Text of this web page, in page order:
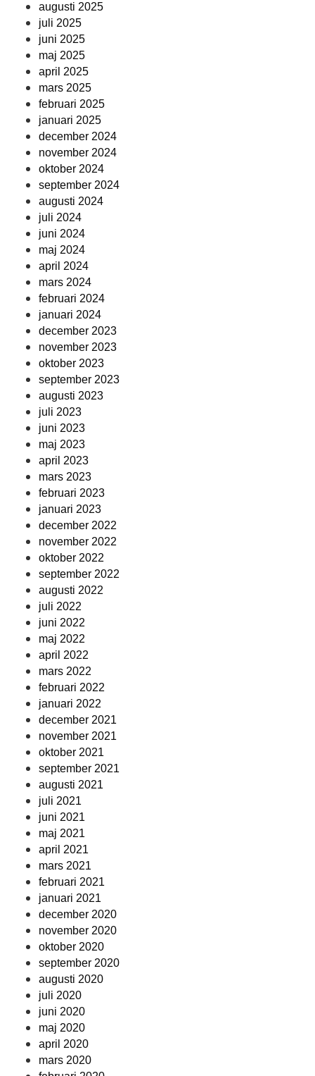
augusti 2025
juli 2025
juni 2025
maj 2025
april 2025
mars 2025
februari 2025
januari 2025
december 2024
november 2024
oktober 2024
september 2024
augusti 2024
juli 2024
juni 2024
maj 2024
april 2024
mars 2024
februari 2024
januari 2024
december 2023
november 2023
oktober 2023
september 2023
augusti 2023
juli 2023
juni 2023
maj 2023
april 2023
mars 2023
februari 2023
januari 2023
december 2022
november 2022
oktober 2022
september 2022
augusti 2022
juli 2022
juni 2022
maj 2022
april 2022
mars 2022
februari 2022
januari 2022
december 2021
november 2021
oktober 2021
september 2021
augusti 2021
juli 2021
juni 2021
maj 2021
april 2021
mars 2021
februari 2021
januari 2021
december 2020
november 2020
oktober 2020
september 2020
augusti 2020
juli 2020
juni 2020
maj 2020
april 2020
mars 2020